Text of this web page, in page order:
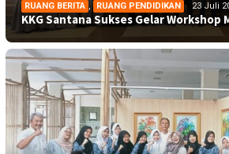
RUANG BERITA , RUANG PENDIDIKAN 23 Juli
KKG Santana Sukses Gelar Workshop